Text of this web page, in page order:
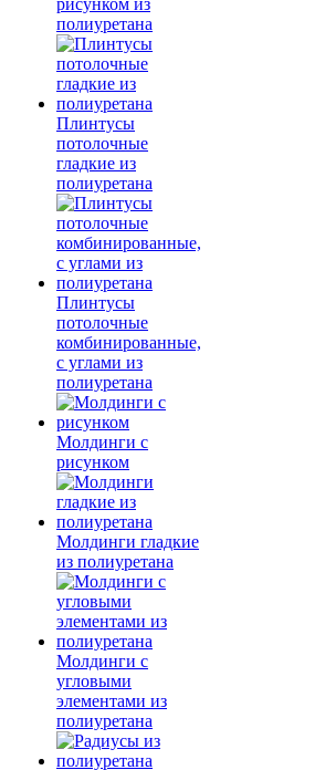
рисунком из
полиуретана
Плинтусы
потолочные
гладкие из
полиуретана
Плинтусы
потолочные
комбинированные,
с углами из
полиуретана
Молдинги c
рисунком
Молдинги гладкие
из полиуретана
Молдинги с
угловыми
элементами из
полиуретана